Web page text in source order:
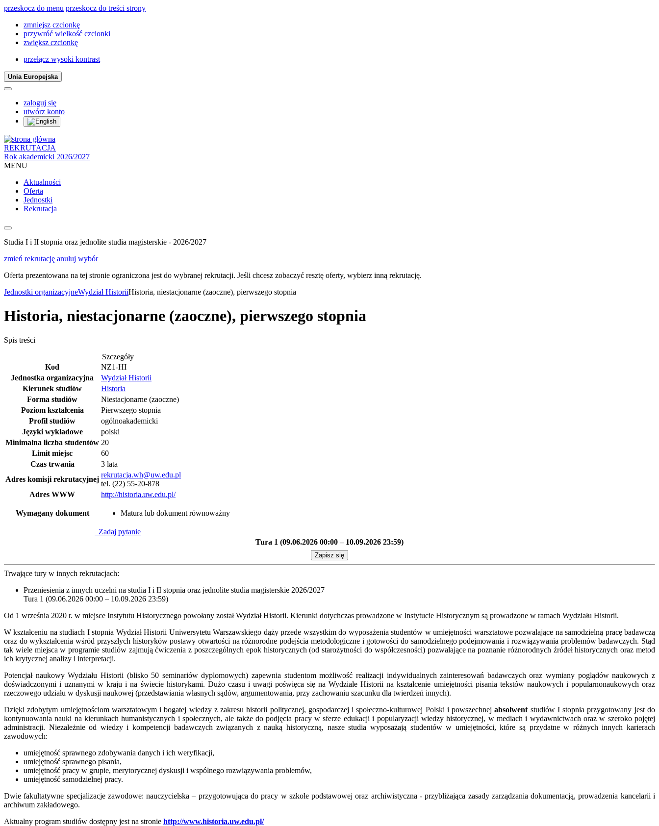
przeskocz do menu przeskocz do treści strony
zmniejsz czcionkę
przywróć wielkość czcionki
zwiększ czcionkę
przełącz wysoki kontrast
Unia Europejska
zaloguj się
utwórz konto
REKRUTACJA
Rok akademicki 2026/2027
MENU
Aktualności
Oferta
Jednostki
Rekrutacja
Studia I i II stopnia oraz jednolite studia magisterskie - 2026/2027
zmień rekrutację anuluj wybór
Oferta prezentowana na tej stronie ograniczona jest do wybranej rekrutacji. Jeśli chcesz zobaczyć resztę oferty, wybierz inną rekrutację.
Jednostki organizacyjneWydział HistoriiHistoria, niestacjonarne (zaoczne), pierwszego stopnia
Historia, niestacjonarne (zaoczne), pierwszego stopnia
Spis treści
Szczegóły
Kod
NZ1-HI
Jednostka organizacyjna
Wydział Historii
Kierunek studiów
Historia
Forma studiów
Niestacjonarne (zaoczne)
Poziom kształcenia
Pierwszego stopnia
Profil studiów
ogólnoakademicki
Języki wykładowe
polski
Minimalna liczba studentów 20
Limit miejsc
60
Czas trwania
3 lata
Adres komisji rekrutacyjnej
rekrutacja.wh@uw.edu.pl
tel. (22) 55-20-878
Adres WWW
http://historia.uw.edu.pl/
Wymagany dokument Matura lub dokument równoważny
Zadaj pytanie
Tura 1 (09.06.2026 00:00 – 10.09.2026 23:59)
Zapisz się
Trwające tury w innych rekrutacjach:
Przeniesienia z innych uczelni na studia I i II stopnia oraz jednolite studia magisterskie 2026/2027
Tura 1 (09.06.2026 00:00 – 10.09.2026 23:59)
Od 1 września 2020 r. w miejsce Instytutu Historycznego powołany został Wydział Historii. Kierunki dotychczas prowadzone w Instytucie Historycznym są prowadzone w ramach Wydziału Historii.
W kształceniu na studiach I stopnia Wydział Historii Uniwersytetu Warszawskiego dąży przede wszystkim do wyposażenia studentów w umiejętności warsztatowe pozwalające na samodzielną pracę badawczą
oraz do wykształcenia wśród przyszłych historyków postawy otwartości na różnorodne podejścia metodologiczne i gotowości do samodzielnego podejmowania i rozwiązywania problemów badawczych. Stąd
tak wiele miejsca w programie studiów zajmują ćwiczenia z poszczególnych epok historycznych (od starożytności do współczesności) pozwalające na poznanie różnorodnych źródeł historycznych oraz metod
ich krytycznej analizy i interpretacji.
Potencjał naukowy Wydziału Historii (blisko 50 seminariów dyplomowych) zapewnia studentom możliwość realizacji indywidualnych zainteresowań badawczych oraz wymiany poglądów naukowych z
doświadczonymi i uznanymi w kraju i na świecie historykami. Dużo czasu i uwagi poświęca się na Wydziale Historii na kształcenie umiejętności pisania tekstów naukowych i popularnonaukowych oraz
rzeczowego udziału w dyskusji naukowej (przedstawiania własnych sądów, argumentowania, przy zachowaniu szacunku dla twierdzeń innych).
Dzięki zdobytym umiejętnościom warsztatowym i bogatej wiedzy z zakresu historii politycznej, gospodarczej i społeczno-kulturowej Polski i powszechnejabsolwent studiów I stopnia przygotowany jest do
kontynuowania nauki na kierunkach humanistycznych i społecznych, ale także do podjęcia pracy w sferze edukacji i popularyzacji wiedzy historycznej, w mediach i wydawnictwach oraz w szeroko pojętej
administracji. Niezależnie od wiedzy i kompetencji badawczych związanych z nauką historyczną, nasze studia wyposażają studentów w umiejętności, które są przydatne w różnych innych karierach
zawodowych:
umiejętność sprawnego zdobywania danych i ich weryfikacji,
umiejętność sprawnego pisania,
umiejętność pracy w grupie, merytorycznej dyskusji i wspólnego rozwiązywania problemów,
umiejętność samodzielnej pracy.
Dwie fakultatywne specjalizacje zawodowe: nauczycielska – przygotowująca do pracy w szkole podstawowej oraz archiwistyczna - przybliżająca zasady zarządzania dokumentacją, prowadzenia kancelarii i
archiwum zakładowego.
Aktualny program studiów dostępny jest na stronie http://www.historia.uw.edu.pl/